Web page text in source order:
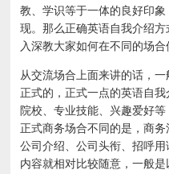
教、学识等于一体的良好印
现。那么正确英语自我介绍
入深教大家如何在不同的场
从交流场合上面来讲的话，
正式的，正式一点的英语自
院校、专业技能、兴趣爱好
正式商务场合不同的是，商
公司介绍、公司头衔、招呼
内容就相对比较随意，一般